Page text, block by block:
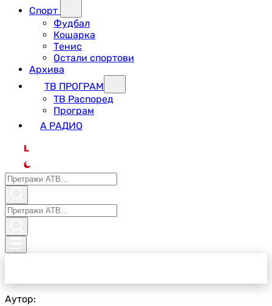
Спорт
Фудбал
Кошарка
Тенис
Остали спортови
Архива
ТВ ПРОГРАМ
ТВ Распоред
Програм
А РАДИО
L
Аутор: